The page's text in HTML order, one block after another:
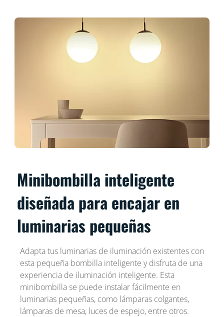
Minibombilla inteligente
diseñada para encajar en
luminarias pequeñas
Adapta tus luminarias de iluminación existentes con
esta pequeña bombilla inteligente y disfruta de una
experiencia de iluminación inteligente. Esta
minibombilla se puede instalar fácilmente en
luminarias pequeñas, como lámparas colgantes,
lámparas de mesa, luces de espejo, entre otros.